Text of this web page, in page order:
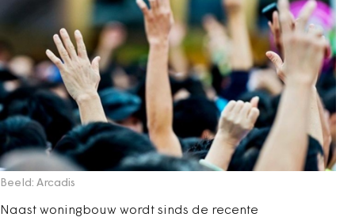
Beeld: Arcadis
Naast woningbouw wordt sinds de recente